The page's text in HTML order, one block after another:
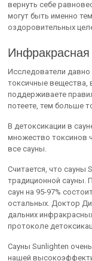
вернуть себе
могут быть именно
оздоровительных
Инфракрасная
Исследователи
токсичные
поддерживаете
потеете, тем больше
В детоксикации в
множество токсинов
все сауны.
Считается, что сауны
традиционной сауны.
саун на 95-97%
остальных. Доктор
дальних
протоколе
Сауны Sunlighten
нашей